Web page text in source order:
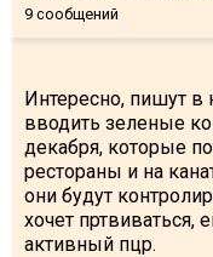
9 сообщений
Интересно, пишут в
вводить зеленые
декабря, которые
рестораны и на
они будут
хочет пртвиваться,
активный пцр.